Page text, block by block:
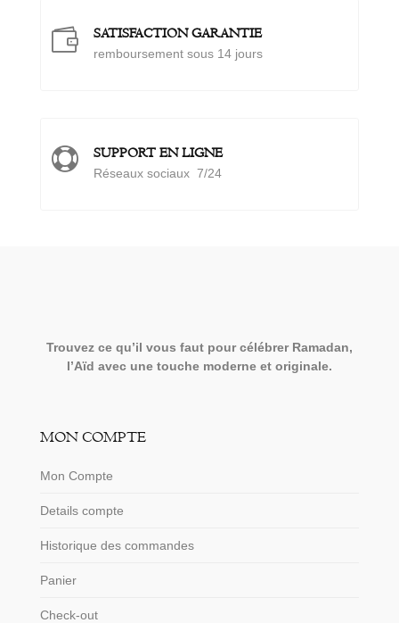
 SATISFACTION GARANTIE
remboursement sous 14 jours
 SUPPORT EN LIGNE
Réseaux sociaux 7/24
Trouvez ce qu’il vous faut pour célébrer Ramadan,
l’Aïd avec une touche moderne et originale.
MON COMPTE
Mon Compte
Details compte
Historique des commandes
Panier
Check-out